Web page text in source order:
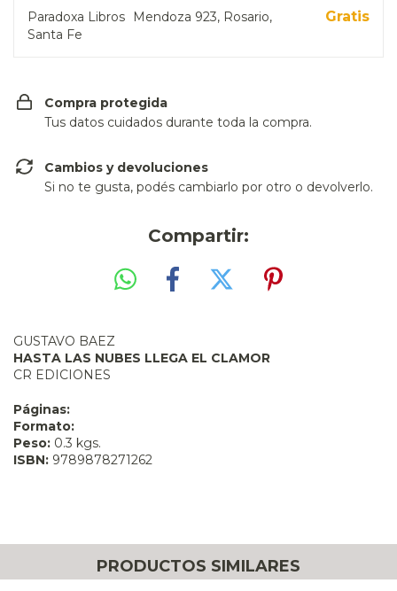
Paradoxa Libros
Mendoza 923, Rosario,
Santa Fe
Gratis
Compra protegida
Tus datos cuidados durante toda la compra.
Cambios y devoluciones
Si no te gusta, podés cambiarlo por otro o devolverlo.
Compartir:
GUSTAVO BAEZ
HASTA LAS NUBES LLEGA EL CLAMOR
CR EDICIONES
Páginas:
Formato:
Peso: 0.3 kgs.
ISBN: 9789878271262
PRODUCTOS SIMILARES